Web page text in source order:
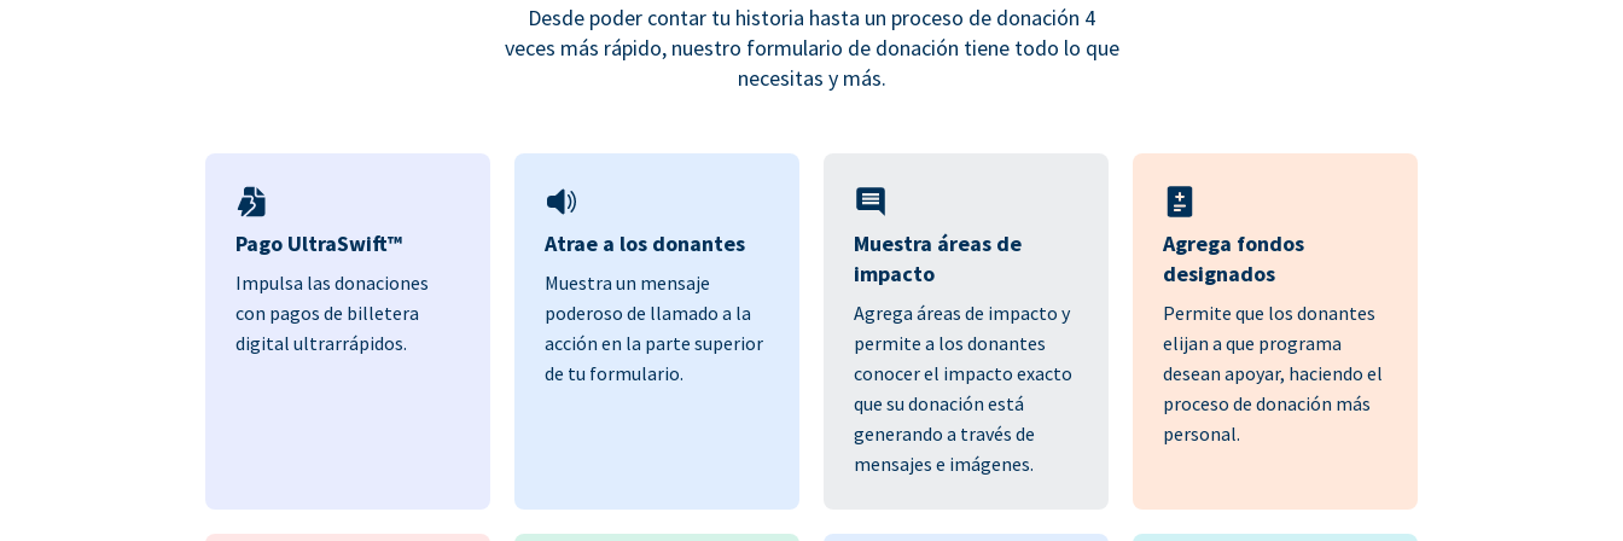
Desde poder contar tu historia hasta un proceso de donación 4
veces más rápido, nuestro formulario de donación tiene todo lo que
necesitas y más.
Pago UltraSwift™
Impulsa las donaciones
con pagos de billetera
digital ultrarrápidos.
Atrae a los donantes
Muestra un mensaje
poderoso de llamado a la
acción en la parte superior
de tu formulario.
Muestra áreas de
impacto
Agrega áreas de impacto y
permite a los donantes
conocer el impacto exacto
que su donación está
generando a través de
mensajes e imágenes.
Agrega fondos
designados
Permite que los donantes
elijan a que programa
desean apoyar, haciendo el
proceso de donación más
personal.